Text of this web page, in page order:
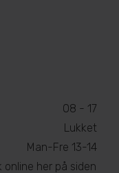
08 - 17
Lukket
Man-Fre 13-14
her på siden